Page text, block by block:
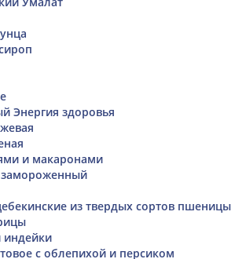
Энергия здоровья
и макаронами
замороженный
из твердых сортов пшеницы
индейки
с облепихой и персиком